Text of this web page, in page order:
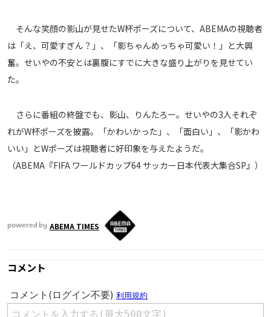
運営会社
ご利用にあたって
© AbemaTV. Inc. All Rights Reserved.
そんな笑顔の影山が見せたW杯ポーズについて、ABEMAの視聴者
は「え、可愛すぎん？」、「影ちゃんめっちゃ可愛い！」と大興
奮。せいやの不安とは裏腹にすでに大きな盛り上がりを見せてい
た。
さらに番組の終盤でも、影山、りんたろー。せいやの3人それぞ
れがW杯ポーズを披露。「かわいかった」、「面白い」、「影かわ
いい」とWポーズは視聴者に好印象を与えたようだ。
（ABEMA『FIFA ワールドカップ64 サッカー日本代表大集合SP』）
powered by ABEMA TIMES
コメント